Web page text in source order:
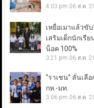
4:03 pm 06 ส.ค.
เหยื่อเมาแล้วขั
เสริมเด็กนักเรี
น็อค 100%
3:21 pm 06 ส.ค.
“ราเชน” ลั่นเลื
กห.-มท.
3:06 pm 06 ส.ค.